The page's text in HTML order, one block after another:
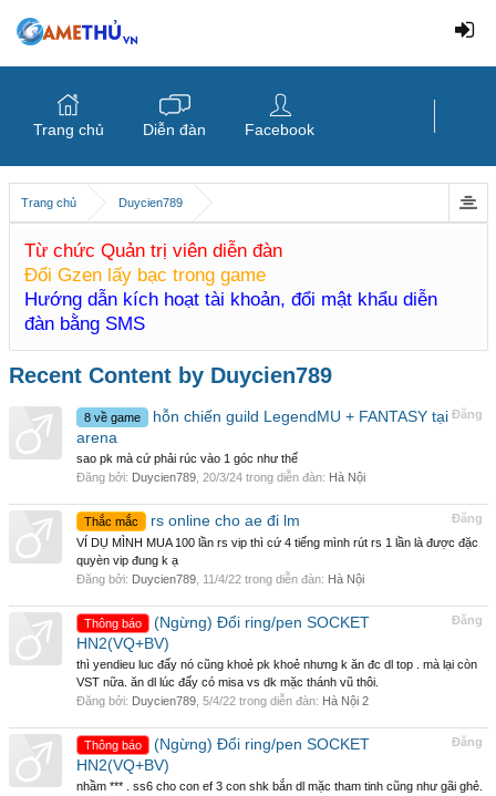
Trang chủ Duycien789
Từ chức Quản trị viên diễn đàn
Đổi Gzen lấy bạc trong game
Hướng dẫn kích hoạt tài khoản, đổi mật khẩu diễn
đàn bằng SMS
Recent Content by Duycien789
Đăng
8 về game hỗn chiến guild LegendMU + FANTASY tại
arena
sao pk mà cứ phải rúc vào 1 góc như thế
Đăng bởi: Duycien789, 20/3/24trong diễn đàn: Hà Nội
Đăng
Thắc mắc rs online cho ae đi lm
VÍ DỤ MÌNH MUA 100 lần rs vip thì cứ 4 tiếng mình rút rs 1 lần là được đặc
quyèn vip đung k ạ
Đăng bởi: Duycien789, 11/4/22trong diễn đàn: Hà Nội
Đăng
Thông báo (Ngừng) Đổi ring/pen SOCKET
HN2(VQ+BV)
thì yendieu luc đấy nó cũng khoẻ pk khoẻ nhưng k ăn đc dl top . mà lại còn
VST nữa. ăn dl lúc đấy có misa vs dk mặc thánh vũ thôi.
Đăng bởi: Duycien789, 5/4/22trong diễn đàn: Hà Nội 2
Đăng
Thông báo (Ngừng) Đổi ring/pen SOCKET
HN2(VQ+BV)
nhầm *** . ss6 cho con ef 3 con shk bắn dl mặc tham tinh cũng như gãi ghẻ.
Trang chủ Diễn đàn Facebook